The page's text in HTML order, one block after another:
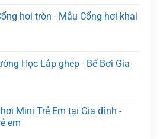
hơi tròn - Mẫu Cổng hơi khai
Học Lắp ghép - Bể Bơi Gia
Mini Trẻ Em tại Gia đình -
em